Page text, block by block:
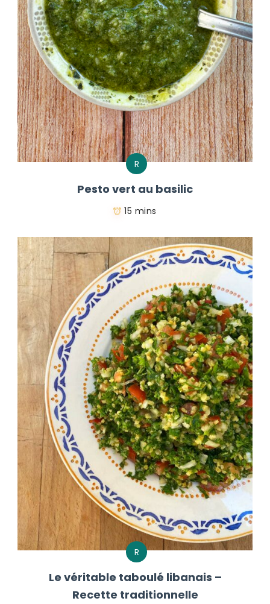
R
Pesto vert au basilic
15 mins
R
Le véritable taboulé libanais –
Recette traditionnelle